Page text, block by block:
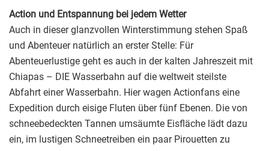
Action und Entspannung bei jedem Wetter
Auch in dieser glanzvollen Winterstimmung stehen Spaß
und Abenteuer natürlich an erster Stelle: Für
Abenteuerlustige geht es auch in der kalten Jahreszeit mit
Chiapas – DIE Wasserbahn auf die weltweit steilste
Abfahrt einer Wasserbahn. Hier wagen Actionfans eine
Expedition durch eisige Fluten über fünf Ebenen. Die von
schneebedeckten Tannen umsäumte Eisfläche lädt dazu
ein, im lustigen Schneetreiben ein paar Pirouetten zu